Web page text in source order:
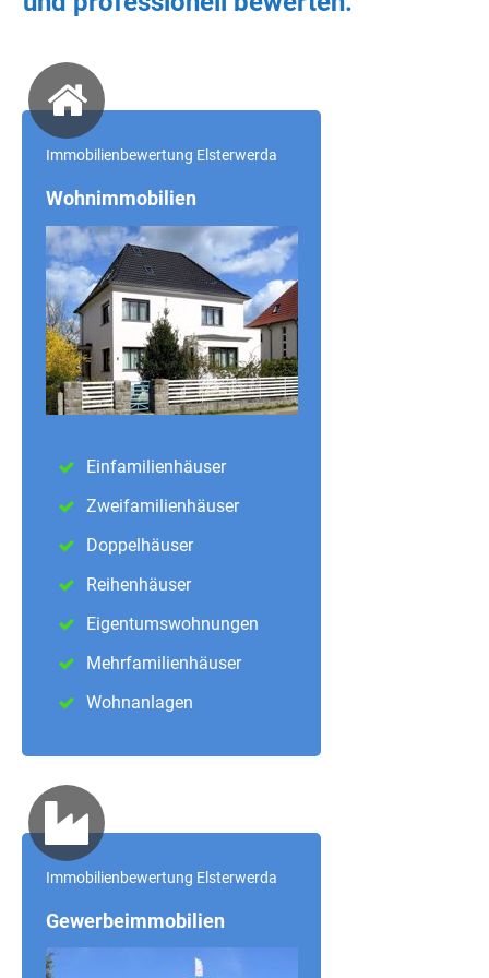
Immobilienbewertung Elsterwerda
Wohnimmobilien
Einfamilienhäuser
Zweifamilienhäuser
Doppelhäuser
Reihenhäuser
Eigentumswohnungen
Mehrfamilienhäuser
Wohnanlagen
Immobilienbewertung Elsterwerda
Gewerbeimmobilien